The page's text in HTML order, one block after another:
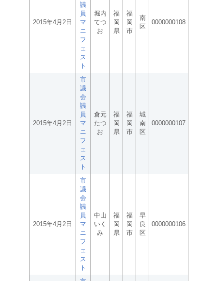
2015年4月2日
議
員
マ
ニ
フ
ェ
ス
ト
堀内
てつ
お
福
岡
県
福
岡
市
南
区
0000000108
2015年4月2日
市
議
会
議
員
マ
ニ
フ
ェ
ス
ト
倉元
たつ
お
福
岡
県
福
岡
市
城
南
区
0000000107
2015年4月2日
市
議
会
議
員
マ
ニ
フ
ェ
ス
ト
中山
いく
み
福
岡
県
福
岡
市
早
良
区
0000000106